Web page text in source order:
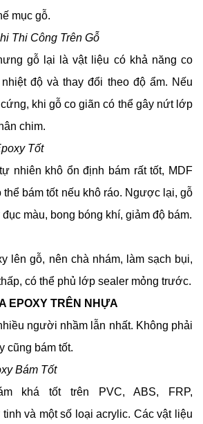
mục gỗ.
Thi Công Trên Gỗ
gỗ lại là vật liệu có khả năng co
độ và thay đổi theo độ ẩm. Nếu
khi gỗ co giãn có thể gây nứt lớp
chim.
Tốt
nhiên khô ổn định bám rất tốt, MDF
thể bám tốt nếu khô ráo. Ngược lại, gỗ
màu, bong bóng khí, giảm độ bám.
lên gỗ, nên chà nhám, làm sạch bụi,
có thể phủ lớp sealer mỏng trước.
EPOXY TRÊN NHỰA
người nhầm lẫn nhất. Không phải
cũng bám tốt.
Bám Tốt
khá tốt trên PVC, ABS, FRP,
và một số loại acrylic. Các vật liệu